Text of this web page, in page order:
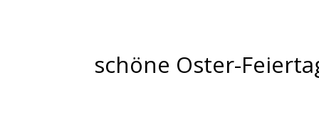
schöne Oster-